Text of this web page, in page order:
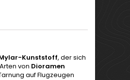
Kunststoff, der sich
von Dioramen
auf Flugzeugen